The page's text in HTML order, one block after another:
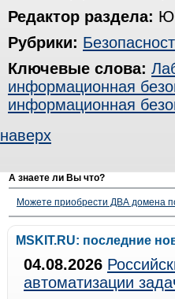
Редактор раздела:
Рубрики:
Ключевые слова:
информационная
информационная
наверх
А знаете ли Вы что?
Можете приобрести ДВА домена
MSKIT.RU: последние
04.08.2026
автоматизации